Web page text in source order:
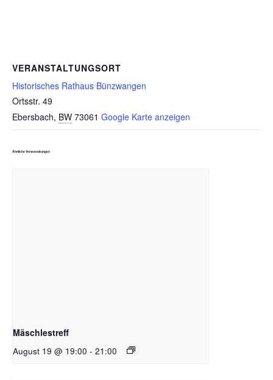
VERANSTALTUNGSORT
Historisches Rathaus Bünzwangen
Ortsstr. 49
Ebersbach, BW 73061 Google Karte anzeigen
Ähnliche Veranstaltungen
Mäschlestreff
August 19 @ 19:00 - 21:00